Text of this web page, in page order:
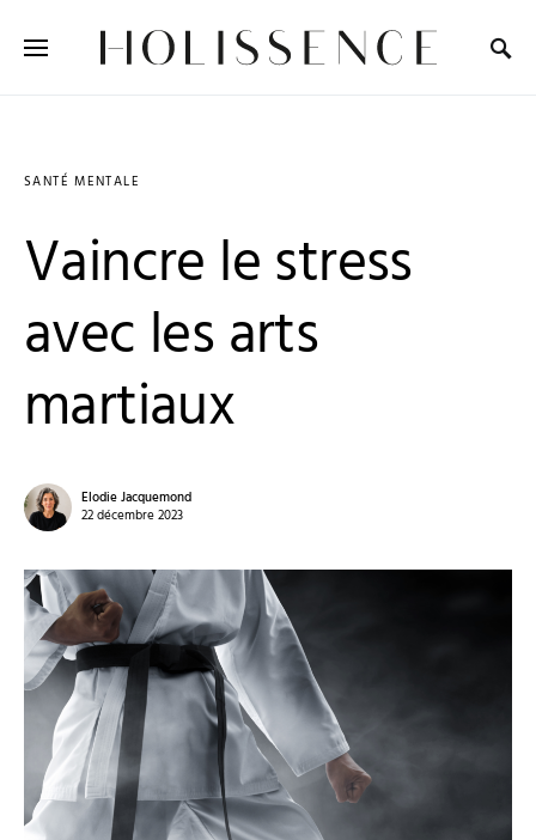
SANTÉ MENTALE
Vaincre le stress
avec les arts
martiaux
Elodie Jacquemond
22 décembre 2023